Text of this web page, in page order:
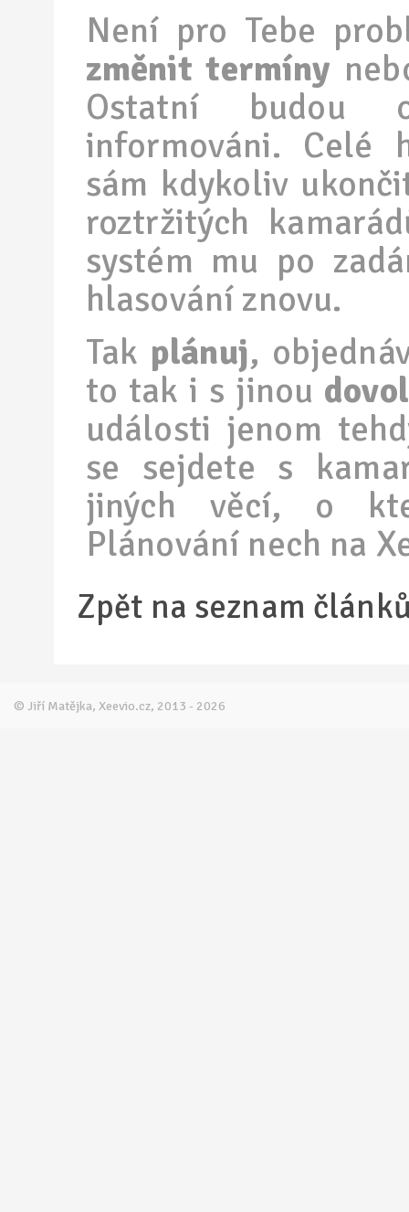
Není pro Tebe
změnit termíny
Ostatní budou
informováni. Celé
sám kdykoliv
roztržitých
systém mu po
hlasování znovu.
Tak plánuj,
to tak i s jinou
události jenom
se sejdete s
jiných věcí, o
Plánování nech na
Zpět na seznam
© Jiří Matějka, Xeevio.cz, 2013 - 2026